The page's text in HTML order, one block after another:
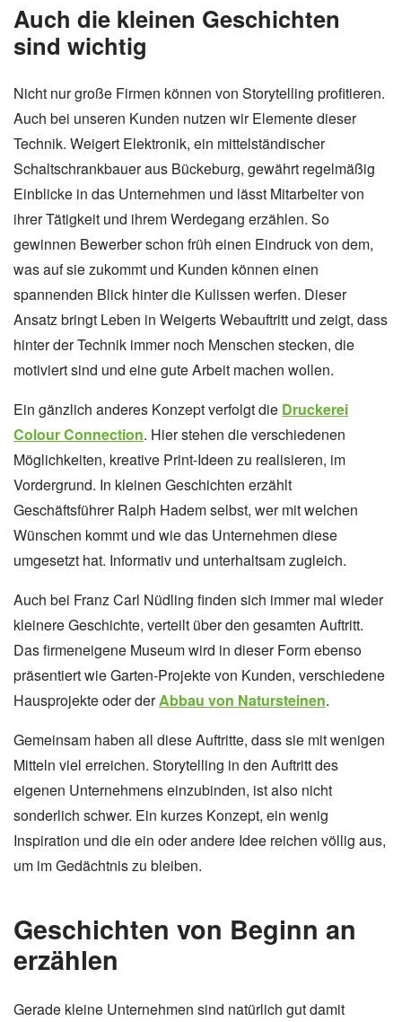
Auch die kleinen Geschichten
sind wichtig
Nicht nur große Firmen können von Storytelling profitieren.
Auch bei unseren Kunden nutzen wir Elemente dieser
Technik. Weigert Elektronik, ein mittelständischer
Schaltschrankbauer aus Bückeburg, gewährt regelmäßig
Einblicke in das Unternehmen und lässt Mitarbeiter von
ihrer Tätigkeit und ihrem Werdegang erzählen. So
gewinnen Bewerber schon früh einen Eindruck von dem,
was auf sie zukommt und Kunden können einen
spannenden Blick hinter die Kulissen werfen. Dieser
Ansatz bringt Leben in Weigerts Webauftritt und zeigt, dass
hinter der Technik immer noch Menschen stecken, die
motiviert sind und eine gute Arbeit machen wollen.
Ein gänzlich anderes Konzept verfolgt die Druckerei
Colour Connection. Hier stehen die verschiedenen
Möglichkeiten, kreative Print-Ideen zu realisieren, im
Vordergrund. In kleinen Geschichten erzählt
Geschäftsführer Ralph Hadem selbst, wer mit welchen
Wünschen kommt und wie das Unternehmen diese
umgesetzt hat. Informativ und unterhaltsam zugleich.
Auch bei Franz Carl Nüdling finden sich immer mal wieder
kleinere Geschichte, verteilt über den gesamten Auftritt.
Das firmeneigene Museum wird in dieser Form ebenso
präsentiert wie Garten-Projekte von Kunden, verschiedene
Hausprojekte oder derAbbau von Natursteinen.
Gemeinsam haben all diese Auftritte, dass sie mit wenigen
Mitteln viel erreichen. Storytelling in den Auftritt des
eigenen Unternehmens einzubinden, ist also nicht
sonderlich schwer. Ein kurzes Konzept, ein wenig
Inspiration und die ein oder andere Idee reichen völlig aus,
um im Gedächtnis zu bleiben.
Geschichten von Beginn an
erzählen
Gerade kleine Unternehmen sind natürlich gut damit